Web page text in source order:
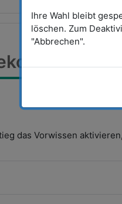
das Vorwissen
Ihre Wahl bleibt
löschen. Zum
"Abbrechen".